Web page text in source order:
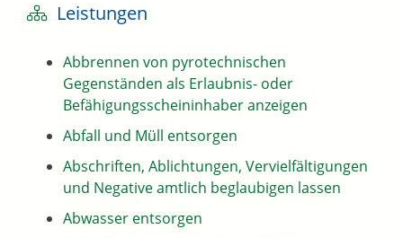
Leistungen
Abbrennen von pyrotechnischen
Gegenständen als Erlaubnis- oder
Befähigungsscheininhaber anzeigen
Abfall und Müll entsorgen
Abschriften, Ablichtungen, Vervielfältigungen
und Negative amtlich beglaubigen lassen
Abwasser entsorgen